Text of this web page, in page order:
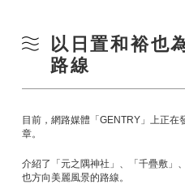
以日置和裕也
路線
目前，網路媒體「GENTRY」上正在
章。
介紹了「元之隅神社」、「千疊敷」
也方向美麗風景的路線。